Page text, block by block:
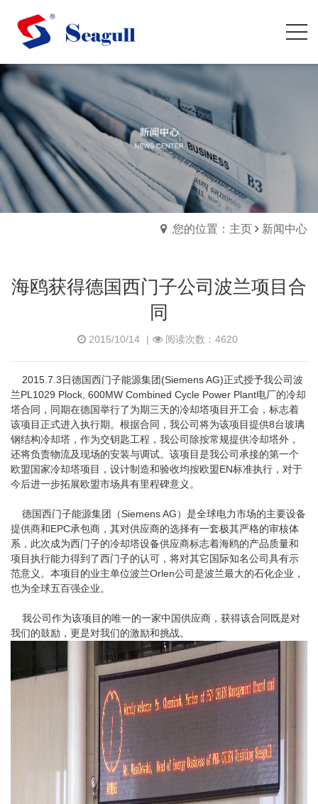
您的位置：主页 新闻中心
海鸥获得德国西门子公司波兰项目合
同
2015/10/14 | 阅读次数：4620
2015.7.3日德国西门子能源集团(Siemens AG)正式授予我公司波
兰PL1029 Plock, 600MW Combined Cycle Power Plant电厂的冷却
塔合同，同期在德国举行了为期三天的冷却塔项目开工会，标志着
该项目正式进入执行期。根据合同，我公司将为该项目提供8台玻璃
钢结构冷却塔，作为交钥匙工程，我公司除按常规提供冷却塔外，
还将负责物流及现场的安装与调试。该项目是我公司承接的第一个
欧盟国家冷却塔项目，设计制造和验收均按欧盟EN标准执行，对于
今后进一步拓展欧盟市场具有里程碑意义。
德国西门子能源集团（Siemens AG）是全球电力市场的主要设备
提供商和EPC承包商，其对供应商的选择有一套极其严格的审核体
系，此次成为西门子的冷却塔设备供应商标志着海鸥的产品质量和
项目执行能力得到了西门子的认可，将对其它国际知名公司具有示
范意义。本项目的业主单位波兰Orlen公司是波兰最大的石化企业，
也为全球五百强企业。
我公司作为该项目的唯一的一家中国供应商，获得该合同既是对
我们的鼓励，更是对我们的激励和挑战。